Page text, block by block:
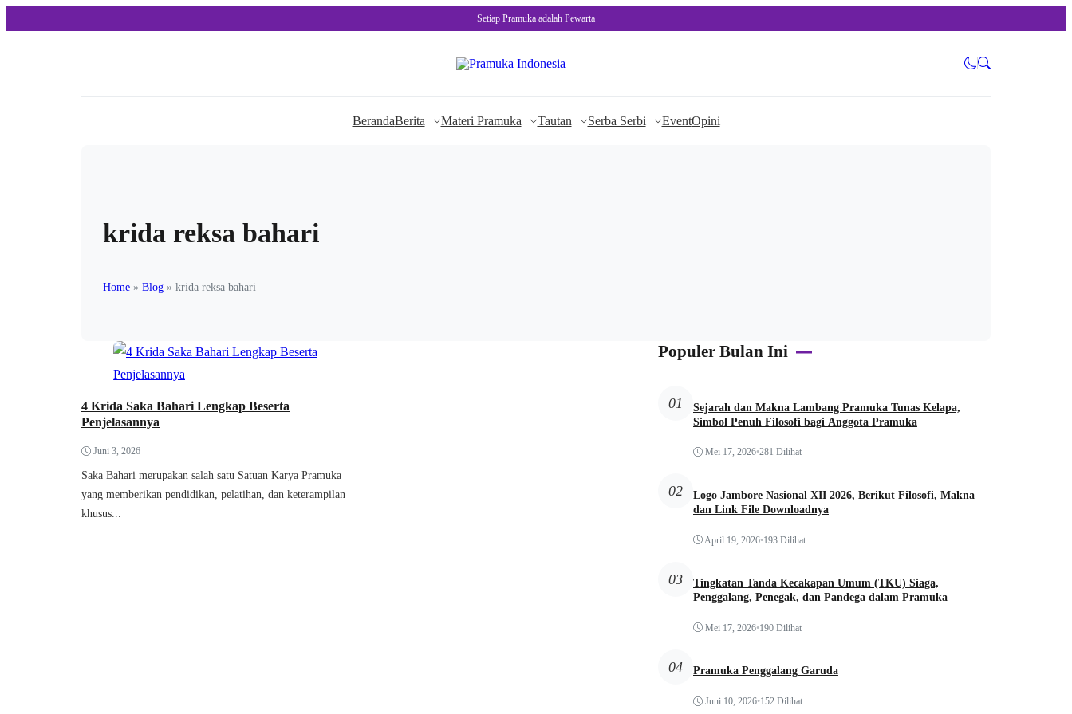
Setiap Pramuka adalah Pewarta
BerandaBerita Materi Pramuka Tautan Serba Serbi EventOpini
krida reksa bahari
Home »Blog »krida reksa bahari
4 Krida Saka Bahari Lengkap Beserta
Penjelasannya
Juni 3, 2026
Saka Bahari merupakan salah satu Satuan Karya Pramuka
yang memberikan pendidikan, pelatihan, dan keterampilan
khusus...
Populer Bulan Ini
01
Sejarah dan Makna Lambang Pramuka Tunas Kelapa,
Simbol Penuh Filosofi bagi Anggota Pramuka
Mei 17, 2026•281 Dilihat
02
Logo Jambore Nasional XII 2026, Berikut Filosofi, Makna
dan Link File Downloadnya
April 19, 2026•193 Dilihat
03
Tingkatan Tanda Kecakapan Umum (TKU) Siaga,
Penggalang, Penegak, dan Pandega dalam Pramuka
Mei 17, 2026•190 Dilihat
04 Pramuka Penggalang Garuda
Juni 10, 2026•152 Dilihat